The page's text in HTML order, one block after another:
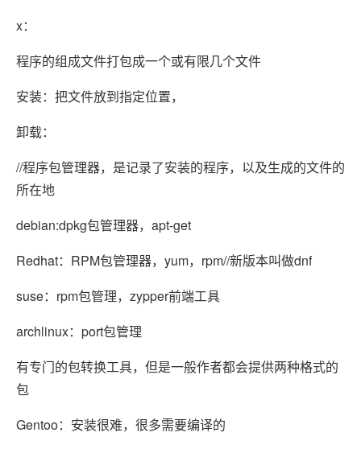
x：
程序的组成文件打包成一个或有限几个文件
安装：把文件放到指定位置，
卸载：
//程序包管理器，是记录了安装的程序，以及生成的文件的
所在地
debian:dpkg包管理器，apt-get
Redhat：RPM包管理器，yum，rpm//新版本叫做dnf
suse：rpm包管理，zypper前端工具
archlinux：port包管理
有专门的包转换工具，但是一般作者都会提供两种格式的
包
Gentoo：安装很难，很多需要编译的